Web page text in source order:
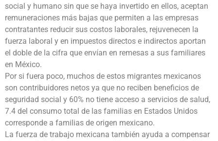
social y humano sin que se haya invertido en ellos, aceptan
remuneraciones más bajas que permiten a las empresas
contratantes reducir sus costos laborales, rejuvenecen la
fuerza laboral y en impuestos directos e indirectos aportan
el doble de la cifra que envían en remesas a sus familiares
en México.
Por si fuera poco, muchos de estos migrantes mexicanos
son contribuidores netos ya que no reciben beneficios de
seguridad social y 60% no tiene acceso a servicios de salud,
7.4 del consumo total de las familias en Estados Unidos
corresponde a familias de origen mexicano.
La fuerza de trabajo mexicana también ayuda a compensar